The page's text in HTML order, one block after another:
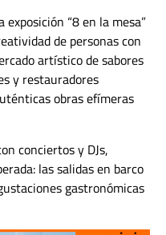
“8 en la mesa”
de personas con
artístico de sabores
y restauradores
obras efímeras
conciertos y DJs,
las salidas en barco
gastronómicas